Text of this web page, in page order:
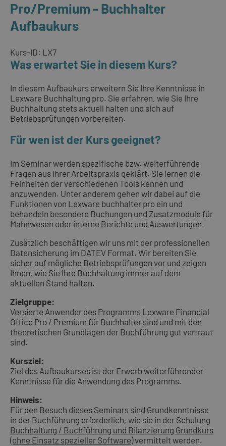
Pro/Premium - Buchhalter
Aufbaukurs
Kurs-ID: LX7
Was erwartet Sie in diesem Kurs?
In diesem Aufbaukurs erweitern Sie Ihre Kenntnisse in
Lexware Buchhaltung pro. Sie erfahren, wie Sie Ihre
Buchhaltung stets aktuell halten und sich auf
Betriebsprüfungen vorbereiten.
Für wen ist der Kurs geeignet?
Im Seminar werden spezifische bzw. weiterführende
Fragen aus Ihrer Arbeitspraxis geklärt. Sie lernen die
Feinheiten der verschiedenen Tools kennen und
anzuwenden. Unter anderem gehen wir dabei auf die
Funktionen von Lexware buchhalter pro ein und
behandeln besondere Buchungen und Zusatzmodule für
Mahnwesen oder interne Berichte und Auswertungen.
Zusätzlich beschäftigen wir uns mit der professionellen
Datensicherung im DATEV Format. Wir bereiten Sie
sicher auf mögliche Betriebsprüfungen vor und zeigen
Ihnen, wie Sie Ihre Buchhaltung immer auf dem
aktuellen Stand halten.
Zielgruppe:
Versierte Anwender des Programms Lexware Financial
Office Pro / Premium für Buchhalter sind und mit den
theoretischen Grundlagen der Buchführung gut vertraut
sind.
Kursziel:
Ziel des Aufbaukurses ist der Erwerb weiterführender
Kenntnisse für die Anwendung des Programms.
Hinweis:
Für den Besuch dieses Seminars sind Grundkenntnisse
in der Buchführung erforderlich, wie sie in der Schulung
Buchhaltung / Buchführung und Bilanzierung Grundkurs
(ohne Einsatz spezieller Software)vermittelt werden.